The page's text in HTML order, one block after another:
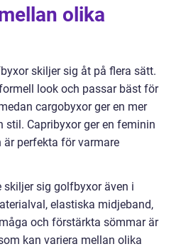
olika
skiljer sig åt på flera sätt.
look och passar bäst för
cargobyxor ger en mer
stil. Capribyxor ger en feminin
perfekta för varmare
skiljer sig golfbyxor även i
elastiska midjeband,
och förstärkta sömmar är
kan variera mellan olika